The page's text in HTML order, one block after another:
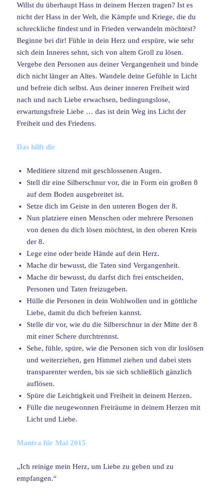
Willst du überhaupt Hass in deinem Herzen tragen? Ist es
nicht der Hass in der Welt, die Kämpfe und Kriege, die du
schreckliche findest und in Frieden verwandeln möchtest?
Beginne bei dir! Fühle in dein Herz und erspüre, wie sehr
sich dein Inneres sehnt, sich von altem Groll zu lösen.
Vergebe den Personen aus deiner Vergangenheit und binde
dich nicht länger an Altes. Wandele deine Gefühle in Licht
und befreie dich selbst. Aus deiner inneren Freiheit wird
nach und nach Liebe erwachsen, bedingungslose,
erwartungsfreie Liebe … das ist dein Weg ins Licht der
Freiheit und des Friedens.
Das hilft dir
Meditiere sitzend mit geschlossenen Augen.
Stell dir eine Silberschnur vor, die in Form ein großen 8
auf dem Boden ausgebreitet ist.
Setze dich im Geiste in den unteren Bogen der 8.
Nun platziere einen Menschen oder mehrere Personen
von denen du dich lösen möchtest, in den oberen Kreis
der 8.
Lege eine oder beide Hände auf dein Herz.
Mache dir bewusst, die Taten sind Vergangenheit.
Mache dir bewusst, du darfst dich frei entscheiden,
Personen und Taten freizugeben.
Hülle die Personen in dein Wohlwollen und in göttliche
Liebe, damit du dich befreien kannst.
Stelle dir vor, wie du die Silberschnur in der Mitte der 8
mit einer Schere durchtrennst.
Sehe, fühle, spüre, wie die Personen sich von dir loslösen
und weiterziehen, gen Himmel ziehen und dabei stets
transparenter werden, bis sie sich schließlich gänzlich
auflösen.
Spüre die Leichtigkeit und Freiheit in deinem Herzen.
Fülle die neugewonnen Freiräume in deinem Herzen mit
Licht und Liebe.
Mantra für Mai 2015
„Ich reinige mein Herz, um Liebe zu geben und zu
empfangen.“